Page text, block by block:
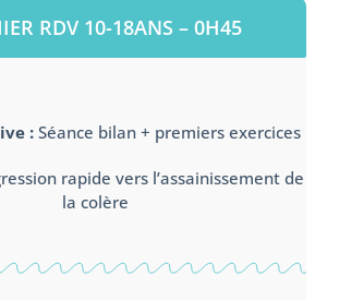
RDV 10-18ANS – 0H45
:Séance bilan + premiers exercices
rapide vers l’assainissement de
la colère